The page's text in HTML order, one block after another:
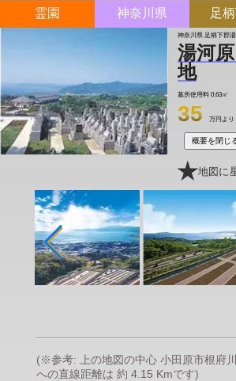
霊園 神奈川県 足
神奈川県 足柄下郡
湯河
地
墓所使用料 0.63㎡
35 万円より
概要を閉じ
地図に
(※参考: 上の地図の中心 小田原市根府
への直線距離は 約 4.15 Kmです)